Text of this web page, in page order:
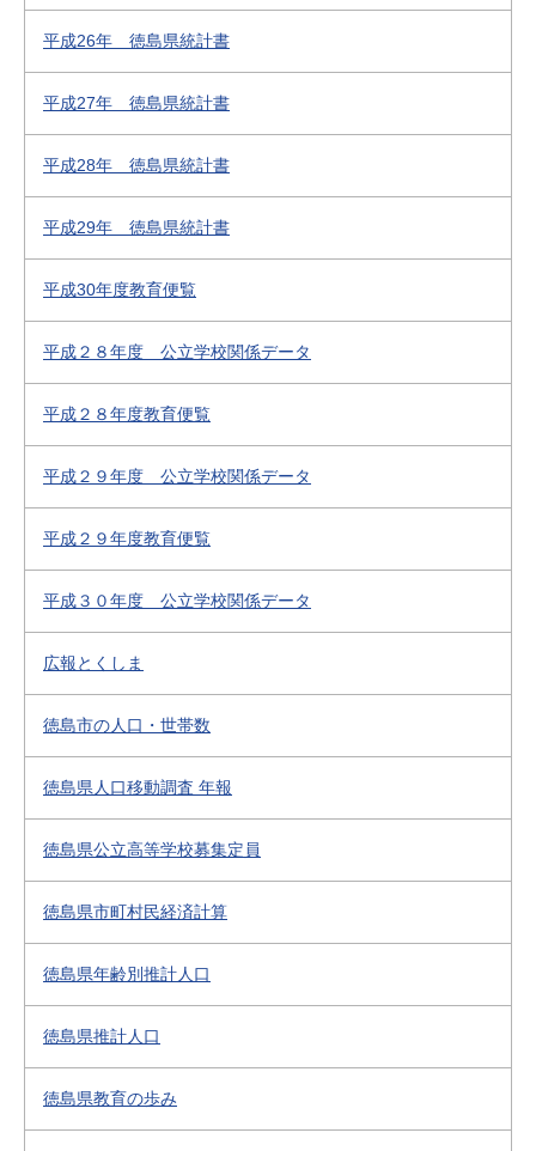
平成26年 徳島県統計書
平成27年 徳島県統計書
平成28年 徳島県統計書
平成29年 徳島県統計書
平成30年度教育便覧
平成２８年度 公立学校関係データ
平成２８年度教育便覧
平成２９年度 公立学校関係データ
平成２９年度教育便覧
平成３０年度 公立学校関係データ
広報とくしま
徳島市の人口・世帯数
徳島県人口移動調査 年報
徳島県公立高等学校募集定員
徳島県市町村民経済計算
徳島県年齢別推計人口
徳島県推計人口
徳島県教育の歩み